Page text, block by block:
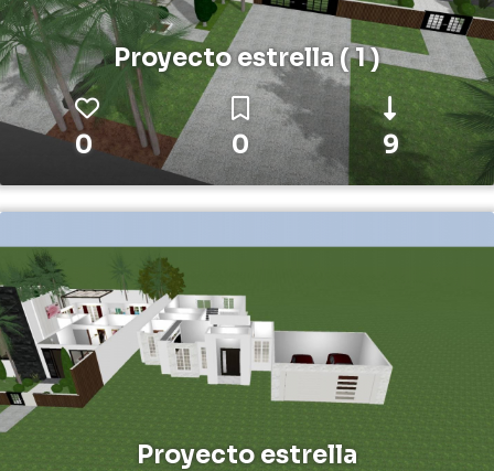
Proyecto estrella ( 1 )
0 0 9
Proyecto estrella